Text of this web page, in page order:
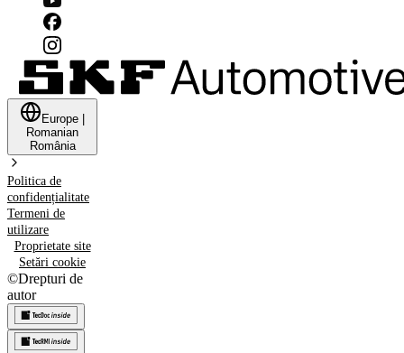
Europe
Romanian
România
Politica de
confidențialitate
Termeni de
utilizare
Proprietate site
Setări cookie
©Drepturi de
autor